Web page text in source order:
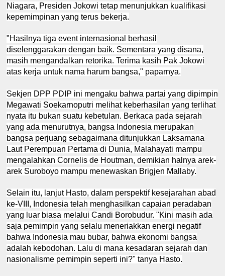
Niagara, Presiden Jokowi tetap menunjukkan kualifikasi
kepemimpinan yang terus bekerja.
"Hasilnya tiga event internasional berhasil
diselenggarakan dengan baik. Sementara yang disana,
masih mengandalkan retorika. Terima kasih Pak Jokowi
atas kerja untuk nama harum bangsa," paparnya.
Sekjen DPP PDIP ini mengaku bahwa partai yang dipimpin
Megawati Soekarnoputri melihat keberhasilan yang terlihat
nyata itu bukan suatu kebetulan. Berkaca pada sejarah
yang ada menurutnya, bangsa Indonesia merupakan
bangsa perjuang sebagaimana ditunjukkan Laksamana
Laut Perempuan Pertama di Dunia, Malahayati mampu
mengalahkan Cornelis de Houtman, demikian halnya arek-
arek Suroboyo mampu menewaskan Brigjen Mallaby.
Selain itu, lanjut Hasto, dalam perspektif kesejarahan abad
ke-VIII, Indonesia telah menghasilkan capaian peradaban
yang luar biasa melalui Candi Borobudur. "Kini masih ada
saja pemimpin yang selalu meneriakkan energi negatif
bahwa Indonesia mau bubar, bahwa ekonomi bangsa
adalah kebodohan. Lalu di mana kesadaran sejarah dan
nasionalisme pemimpin seperti ini?" tanya Hasto.